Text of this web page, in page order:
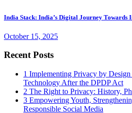
India Stack: India’s Digital Journey Towards
October 15, 2025
Recent Posts
1 Implementing Privacy by
Technology After the DPDP Act
2 The Right to Privacy: History,
3 Empowering Youth,
Responsible Social Media